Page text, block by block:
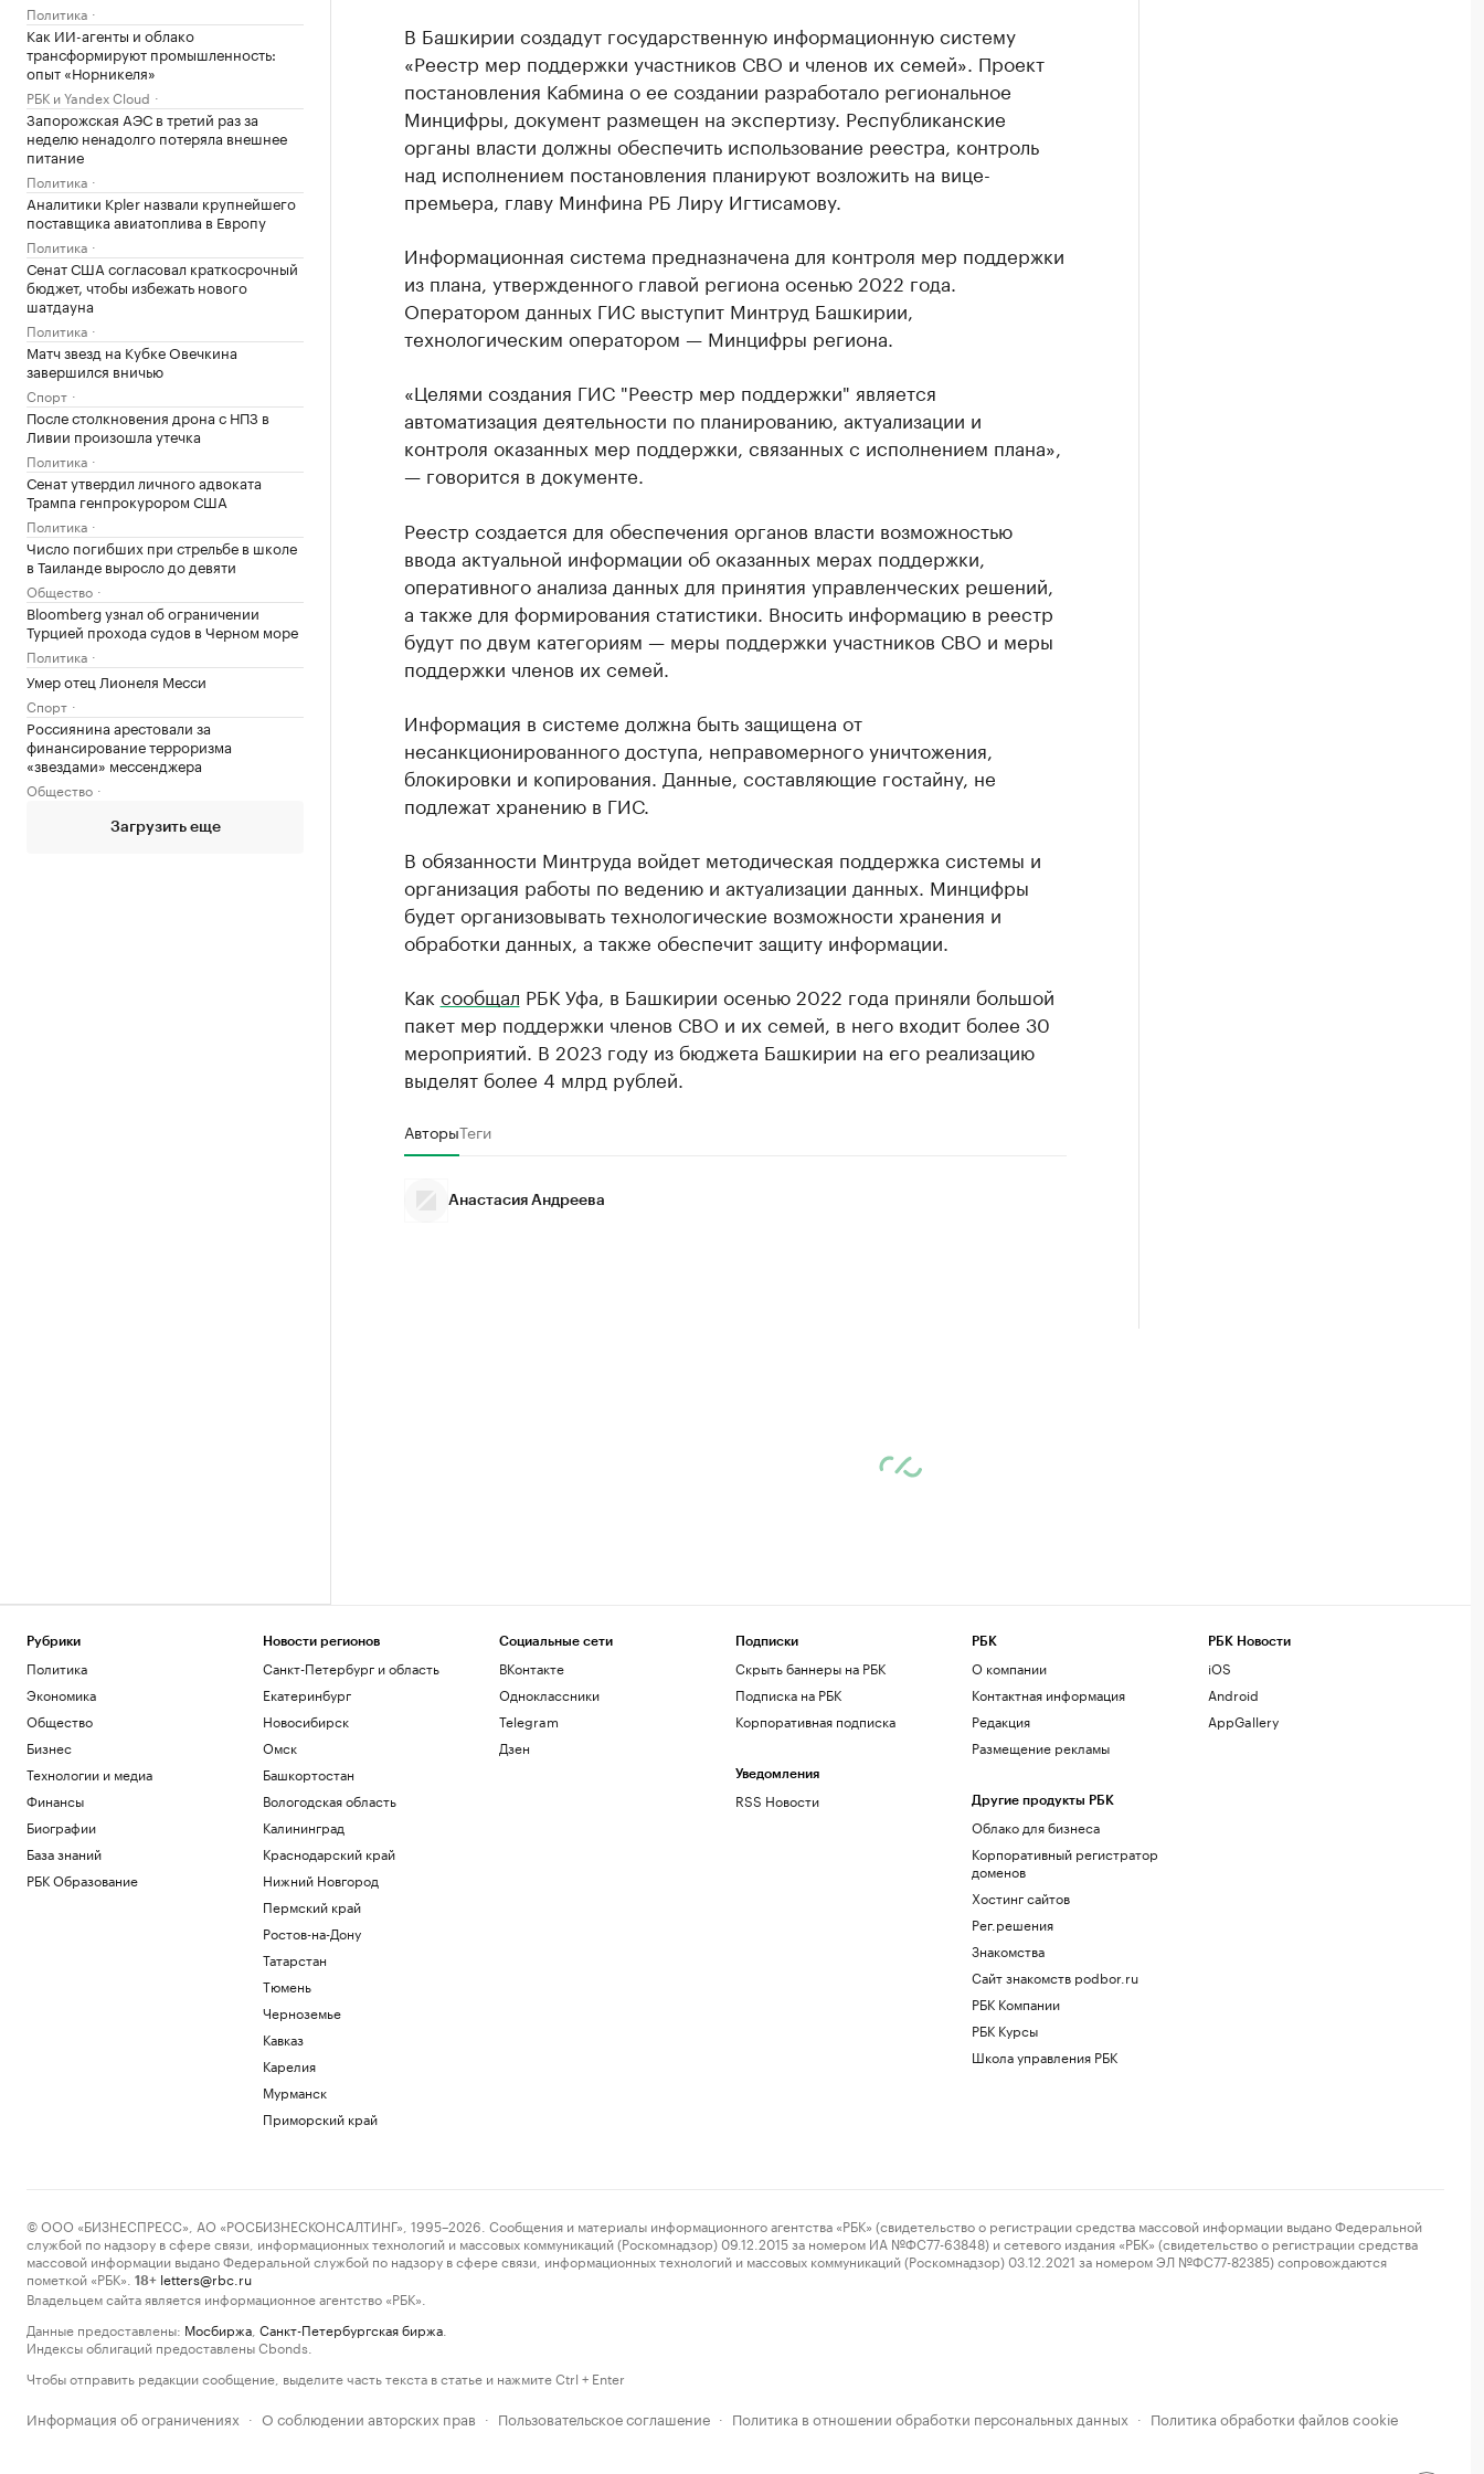
Политика
Как ИИ-агенты и облако
трансформируют промышленность:
опыт «Норникеля»
РБК и Yandex Cloud
Запорожская АЭС в третий раз за
неделю ненадолго потеряла внешнее
питание
Политика
Аналитики Kpler назвали крупнейшего
поставщика авиатоплива в Европу
Политика
Сенат США согласовал краткосрочный
бюджет, чтобы избежать нового
шатдауна
Политика
Матч звезд на Кубке Овечкина
завершился вничью
Спорт
После столкновения дрона с НПЗ в
Ливии произошла утечка
Политика
Сенат утвердил личного адвоката
Трампа генпрокурором США
Политика
Число погибших при стрельбе в школе
в Таиланде выросло до девяти
Общество
Bloomberg узнал об ограничении
Турцией прохода судов в Черном море
Политика
Умер отец Лионеля Месси
Спорт
Россиянина арестовали за
финансирование терроризма
«звездами» мессенджера
Общество
Загрузить еще
В Башкирии создадут государственную информационную систему
«Реестр мер поддержки участников СВО и членов их семей». Проект
постановления Кабмина о ее создании разработало региональное
Минцифры, документ размещен на экспертизу. Республиканские
органы власти должны обеспечить использование реестра, контроль
над исполнением постановления планируют возложить на вице-
премьера, главу Минфина РБ Лиру Игтисамову.
Информационная система предназначена для контроля мер поддержки
из плана, утвержденного главой региона осенью 2022 года.
Оператором данных ГИС выступит Минтруд Башкирии,
технологическим оператором — Минцифры региона.
«Целями создания ГИС "Реестр мер поддержки" является
автоматизация деятельности по планированию, актуализации и
контроля оказанных мер поддержки, связанных с исполнением плана»,
— говорится в документе.
Реестр создается для обеспечения органов власти возможностью
ввода актуальной информации об оказанных мерах поддержки,
оперативного анализа данных для принятия управленческих решений,
а также для формирования статистики. Вносить информацию в реестр
будут по двум категориям — меры поддержки участников СВО и меры
поддержки членов их семей.
Информация в системе должна быть защищена от
несанкционированного доступа, неправомерного уничтожения,
блокировки и копирования. Данные, составляющие гостайну, не
подлежат хранению в ГИС.
В обязанности Минтруда войдет методическая поддержка системы и
организация работы по ведению и актуализации данных. Минцифры
будет организовывать технологические возможности хранения и
обработки данных, а также обеспечит защиту информации.
Как сообщал РБК Уфа, в Башкирии осенью 2022 года приняли большой
пакет мер поддержки членов СВО и их семей, в него входит более 30
мероприятий. В 2023 году из бюджета Башкирии на его реализацию
выделят более 4 млрд рублей.
АвторыТеги
Анастасия Андреева
Рубрики
Политика
Экономика
Общество
Бизнес
Технологии и медиа
Финансы
Биографии
База знаний
РБК Образование
Новости регионов
Санкт-Петербург и область
Екатеринбург
Новосибирск
Омск
Башкортостан
Вологодская область
Калининград
Краснодарский край
Нижний Новгород
Пермский край
Ростов-на-Дону
Татарстан
Тюмень
Черноземье
Кавказ
Карелия
Мурманск
Приморский край
Социальные сети
ВКонтакте
Одноклассники
Telegram
Дзен
Подписки
Скрыть баннеры на РБК
Подписка на РБК
Корпоративная подписка
Уведомления
RSS Новости
РБК
О компании
Контактная информация
Редакция
Размещение рекламы
Другие продукты РБК
Облако для бизнеса
Корпоративный регистратор
доменов
Хостинг сайтов
Рег.решения
Знакомства
Сайт знакомств podbor.ru
РБК Компании
РБК Курсы
Школа управления РБК
РБК Новости
iOS
Android
AppGallery
© ООО «БИЗНЕСПРЕСС», АО «РОСБИЗНЕСКОНСАЛТИНГ», 1995–2026. Сообщения и материалы информационного агентства «РБК» (свидетельство о регистрации средства массовой информации выдано Федеральной
службой по надзору в сфере связи, информационных технологий и массовых коммуникаций (Роскомнадзор) 09.12.2015 за номером ИА №ФС77-63848) и сетевого издания «РБК» (свидетельство о регистрации средства
массовой информации выдано Федеральной службой по надзору в сфере связи, информационных технологий и массовых коммуникаций (Роскомнадзор) 03.12.2021 за номером ЭЛ №ФС77-82385) сопровождаются
пометкой «РБК».
18+ letters@rbc.ru
Владельцем сайта является информационное агентство «РБК».
Данные предоставлены: Мосбиржа Санкт-Петербургская биржа
Индексы облигаций предоставлены Cbonds.
Чтобы отправить редакции сообщение, выделите часть текста в статье и нажмите Ctrl + Enter
Информация об ограничениях · О соблюдении авторских прав · Пользовательское соглашение · Политика в отношении обработки персональных данных · Политика обработки файлов cookie